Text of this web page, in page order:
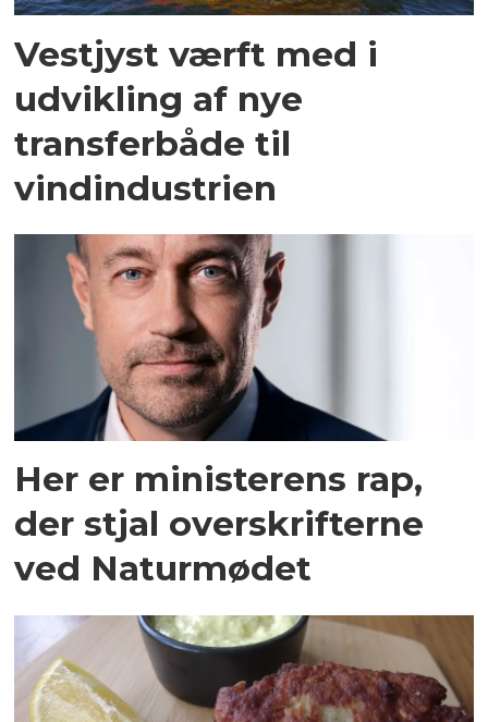
Vestjyst værft med i
udvikling af nye
transferbåde til
vindindustrien
Her er ministerens rap,
der stjal overskrifterne
ved Naturmødet